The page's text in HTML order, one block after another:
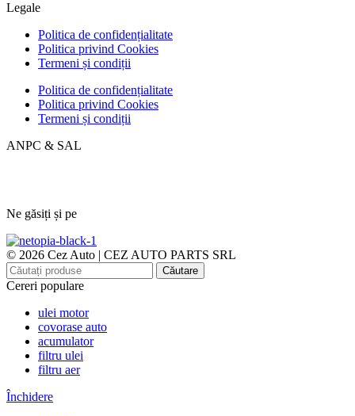
Legale
Politica de confidențialitate
Politica privind Cookies
Termeni și condiții
Politica de confidențialitate
Politica privind Cookies
Termeni și condiții
ANPC & SAL
Ne găsiți și pe
© 2026 Cez Auto | CEZ AUTO PARTS SRL
Căutare
Cereri populare
ulei motor
covorase auto
acumulator
filtru ulei
filtru aer
Închidere